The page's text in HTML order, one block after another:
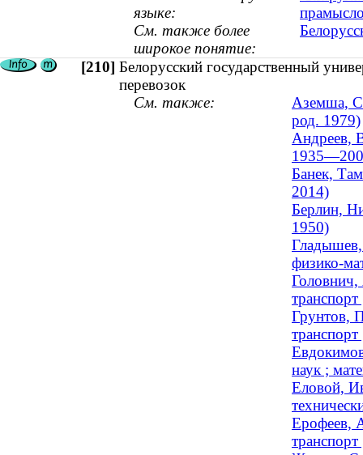
языке:
См. также более
широкое понятие:
[210] Белорусский государственный
перевозок
См. также:
Аземша,
род. 1979)
Андреев,
Банек,
2014)
Берлин,
1950)
Гладышев,
физико-
Головнич,
Грунтов,
наук ;
Еловой,
Ерофеев,